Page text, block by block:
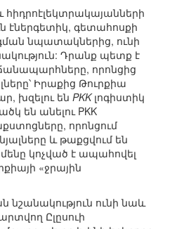
էներգետիկ, գետահոսքի
նպատակներից, ունի
Դրանք պետք է
որոնցից
Իրաքից Թուրքիա
խզելու են PKKլոգիստիկ
են անելու PKK
որոնցում
և թաքցվում են
կոչված է ապահովել
«ջրային
ունի նաև
Ըլըսուի